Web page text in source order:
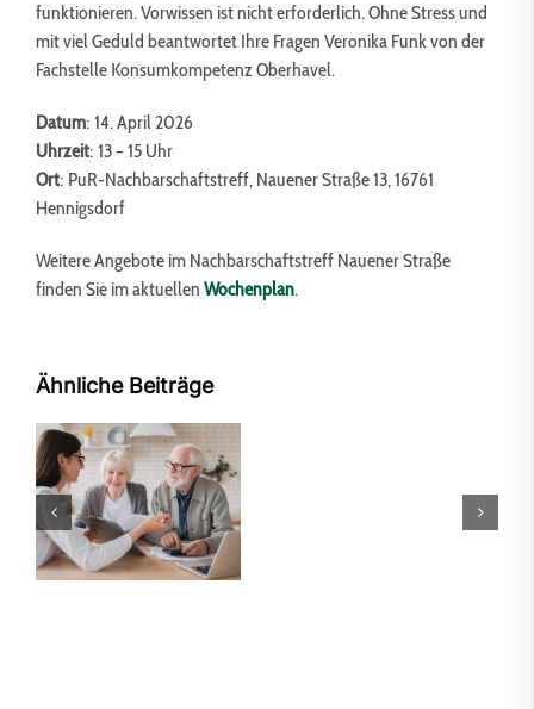
funktionieren. Vorwissen ist nicht erforderlich. Ohne Stress und
mit viel Geduld beantwortet Ihre Fragen Veronika Funk von der
Fachstelle Konsumkompetenz Oberhavel.
Datum: 14. April 2026
Uhrzeit: 13 – 15 Uhr
Ort: PuR-Nachbarschaftstreff, Nauener Straße 13, 16761
Hennigsdorf
Weitere Angebote im Nachbarschaftstreff Nauener Straße
finden Sie im aktuellen Wochenplan.
Ähnliche Beiträge
Mädchensporttag
Freizeitangebote der
PuR in den